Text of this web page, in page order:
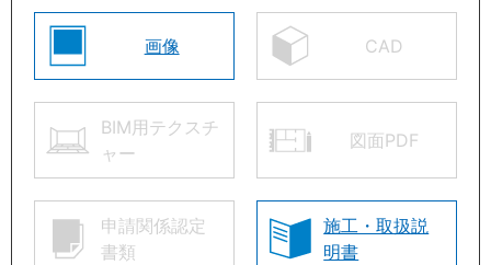
画像 CAD
BIM用テクスチ
ャー
図面PDF
申請関係認定
書類
施工・取扱説
明書